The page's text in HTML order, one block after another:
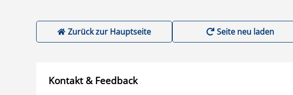
Zurück zur Hauptseite Seite neu laden
Kontakt & Feedback